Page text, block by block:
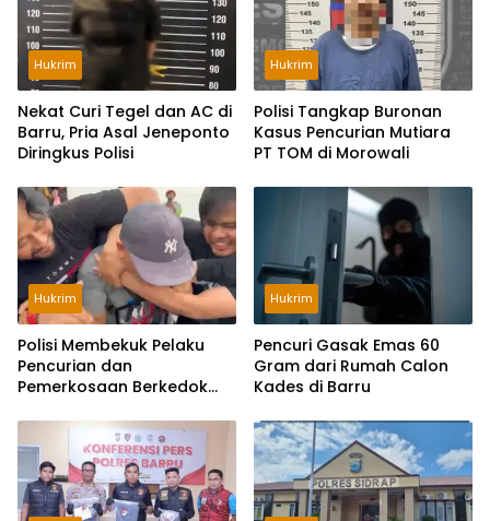
Hukrim
Nekat Curi Tegel dan AC di
Barru, Pria Asal Jeneponto
Diringkus Polisi
Hukrim
Polisi Tangkap Buronan
Kasus Pencurian Mutiara
PT TOM di Morowali
Hukrim
Polisi Membekuk Pelaku
Pencurian dan
Pemerkosaan Berkedok
Hukrim
Pencuri Gasak Emas 60
Gram dari Rumah Calon
Kades di Barru